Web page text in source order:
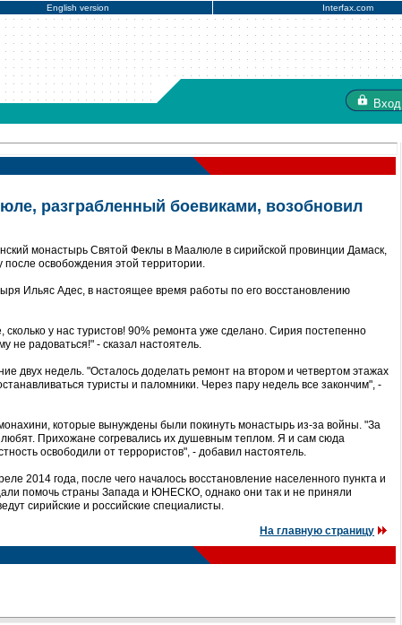
English version Interfax.com
Вход
разграбленный боевиками, возобновил
монастырь Святой Феклы в Маалюле в сирийской провинции Дамаск,
освобождения этой территории.
Ильяс Адес, в настоящее время работы по его восстановлению
у нас туристов! 90% ремонта уже сделано. Сирия постепенно
не радоваться!" - сказал настоятель.
двух недель. "Осталось доделать ремонт на втором и четвертом этажах
туристы и паломники. Через пару недель все закончим", -
которые вынуждены были покинуть монастырь из-за войны. "За
Прихожане согревались их душевным теплом. Я и сам сюда
освободили от террористов", - добавил настоятель.
2014 года, после чего началось восстановление населенного пункта и
помочь страны Запада и ЮНЕСКО, однако они так и не приняли
сирийские и российские специалисты.
На главную страницу